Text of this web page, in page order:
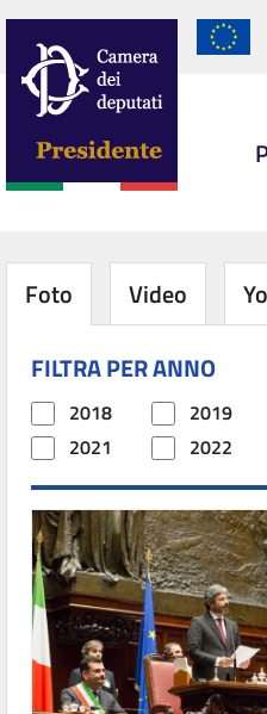
Foto Video
FILTRA PER ANNO
2018 2019
2021
2022